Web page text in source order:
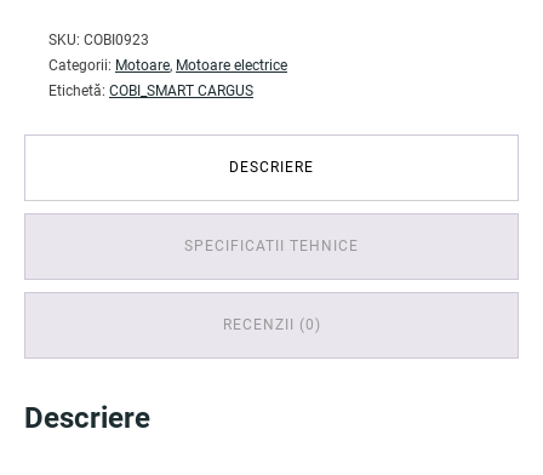
SKU: COBI0923
Categorii: Motoare, Motoare electrice
Etichetă: COBI_SMART CARGUS
DESCRIERE
SPECIFICATII TEHNICE
RECENZII (0)
Descriere